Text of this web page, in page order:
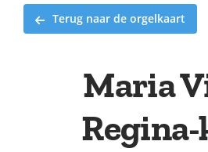
Terug naar de orgelkaart
Maria